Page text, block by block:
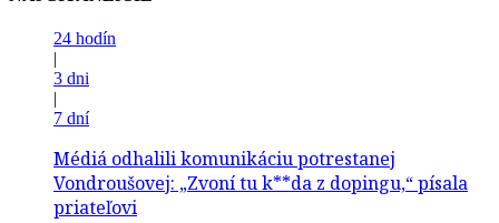
24 hodín
|
3 dni
|
7 dní